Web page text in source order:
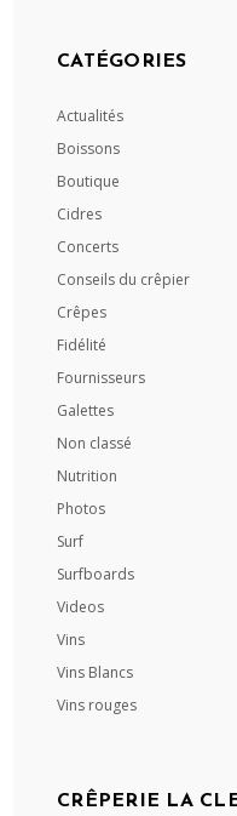
CATÉGORIES
Actualités
Boissons
Boutique
Cidres
Concerts
Conseils du crêpier
Crêpes
Fidélité
Fournisseurs
Galettes
Non classé
Nutrition
Photos
Surf
Surfboards
Videos
Vins
Vins Blancs
Vins rouges
CRÊPERIE LA